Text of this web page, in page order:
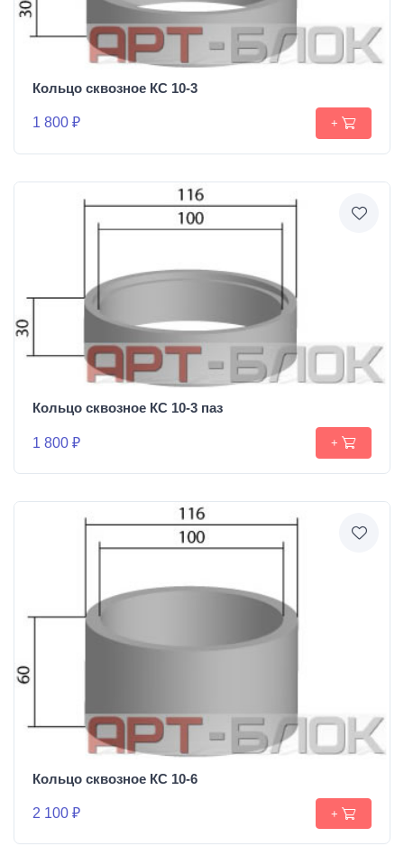
Кольцо сквозное КС 10-3
1 800 ₽ +
Кольцо сквозное КС 10-3 паз
1 800 ₽ +
Кольцо сквозное КС 10-6
2 100 ₽ +